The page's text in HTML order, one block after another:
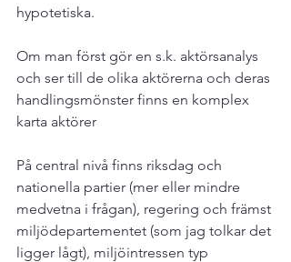
hypotetiska.
Om man först gör en s.k. aktörsanalys
och ser till de olika aktörerna och deras
handlingsmönster finns en komplex
karta aktörer
På central nivå finns riksdag och
nationella partier (mer eller mindre
medvetna i frågan), regering och främst
miljödepartementet (som jag tolkar det
ligger lågt), miljöintressen typ